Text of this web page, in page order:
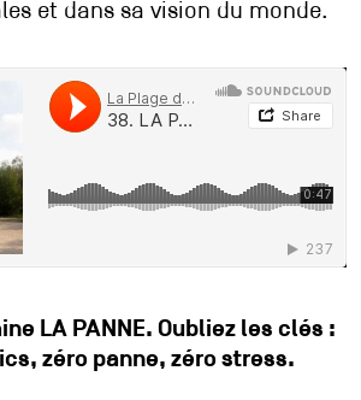
et dans sa vision du monde.
LA PANNE. Oubliez les clés :
zéro panne, zéro stress.